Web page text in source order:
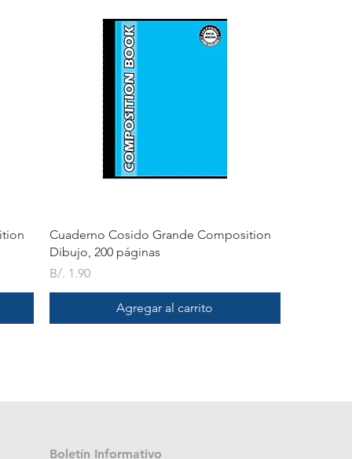
Vista rápida
Cuaderno Cosido Grande Composition
Dibujo, 200 páginas
Precio
B/. 1.90
Agregar al carrito
Boletín Informativo